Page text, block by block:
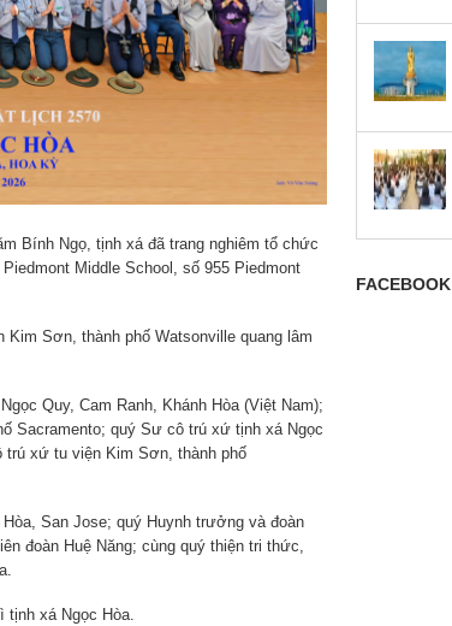
Bính Ngọ, tịnh xá đã trang nghiêm tổ chức
Middle School, số 955 Piedmont
Sơn, thành phố Watsonville quang lâm
Quy, Cam Ranh, Khánh Hòa (Việt Nam);
Sacramento; quý Sư cô trú xứ tịnh xá Ngọc
trú xứ tu viện Kim Sơn, thành phố
San Jose; quý Huynh trưởng và đoàn
đoàn Huệ Năng; cùng quý thiện tri thức,
xá Ngọc Hòa.
FACEBOOK